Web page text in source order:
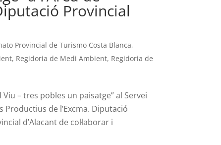
Provincial
Provincial de Turismo Costa Blanca,
, Regidoria de Medi Ambient, Regidoria de
– tres pobles un paisatge” al Servei
Productius de l’Excma. Diputació
d’Alacant de col·laborar i